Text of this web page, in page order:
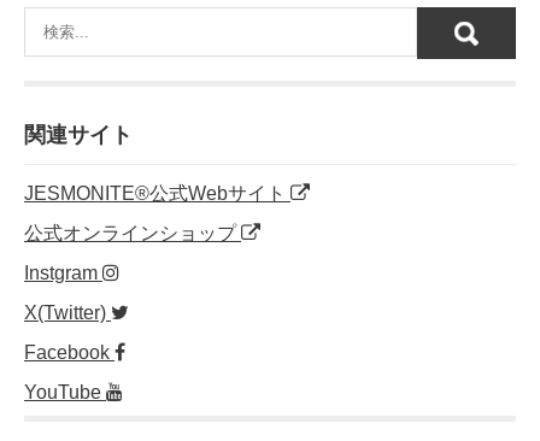
c
e
o
o
k
e
k
e
C
h
ail
関連サイト
JESMONITE®公式Webサイト
公式オンラインショップ
Instgram
X(Twitter)
Facebook
YouTube